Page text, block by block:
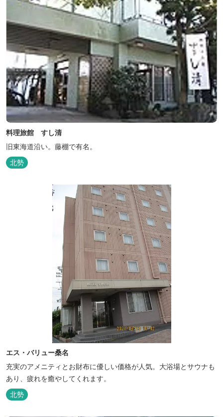
料理旅館 すし清
旧東海道沿い。藤棚で有名。
北勢
エス・バリュー桑名
充実のアメニティとお財布に優しい価格が人気。大浴場とサウナも
あり、疲れを癒やしてくれます。
北勢